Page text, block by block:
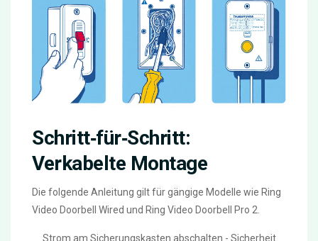
Schritt‑für‑Schritt:
Verkabelte Montage
Die folgende Anleitung gilt für gängige Modelle wie Ring
Video Doorbell Wired und Ring Video Doorbell Pro 2.
Strom am Sicherungskasten abschalten - Sicherheit